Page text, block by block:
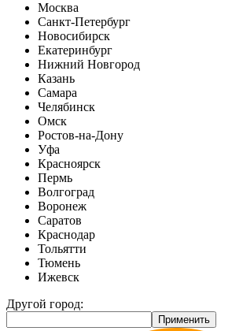
Москва
Санкт-Петербург
Новосибирск
Екатеринбург
Нижний Новгород
Казань
Самара
Челябинск
Омск
Ростов-на-Дону
Уфа
Красноярск
Пермь
Волгоград
Воронеж
Саратов
Краснодар
Тольятти
Тюмень
Ижевск
Другой город: